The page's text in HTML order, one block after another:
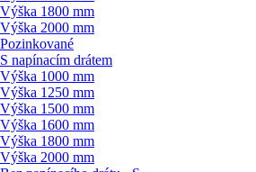
Výška 1800 mm
Výška 2000 mm
Pozinkované
S napínacím drátem
Výška 1000 mm
Výška 1250 mm
Výška 1500 mm
Výška 1600 mm
Výška 1800 mm
Výška 2000 mm